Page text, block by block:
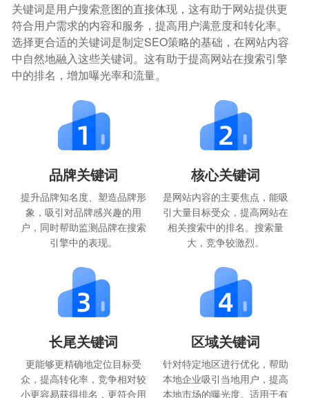
关键词是用户搜索意图的直接体现，这有助于网站提供更
符合用户需求的内容和服务，提高用户满意度和转化率。
选择更合适的关键词是制定SEO策略的基础，在网站内容
中自然地融入这些关键词。这有助于提高网站在搜索引擎
中的排名，增加曝光率和流量。
品牌关键词
提升品牌知名度、塑造品牌形
象，吸引对品牌感兴趣的用
户，同时帮助监测品牌在搜索
引擎中的表现。
核心关键词
是网站内容的主要焦点，能吸
引大量目标受众，提高网站在
相关搜索中的排名。搜索量
大，竞争较激烈。
长尾关键词
更能够更精确地定位目标受
众，提高转化率，竞争相对较
小更容易获得排名，更符合用
区域关键词
针对特定地区进行优化，帮助
本地企业吸引当地用户，提高
本地市场的曝光度。适用于有